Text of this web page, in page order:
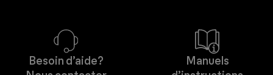
Besoin d’aide?
Manuels